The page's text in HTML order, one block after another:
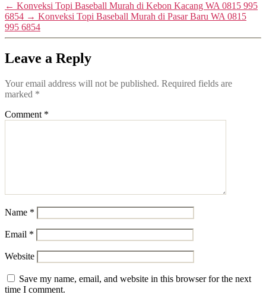
← Konveksi Topi Baseball Murah di Kebon Kacang WA 0815 995
6854 → Konveksi Topi Baseball Murah di Pasar Baru WA 0815
995 6854
Leave a Reply
Your email address will not be published. Required fields are
marked *
Comment *
Name *
Email *
Website
Save my name, email, and website in this browser for the next
time I comment.